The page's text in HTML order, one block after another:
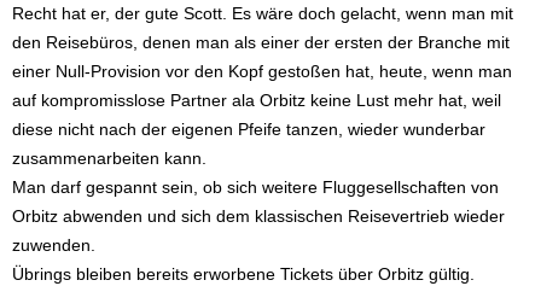
Recht hat er, der gute Scott. Es wäre doch gelacht, wenn man mit
den Reisebüros, denen man als einer der ersten der Branche mit
einer Null-Provision vor den Kopf gestoßen hat, heute, wenn man
auf kompromisslose Partner ala Orbitz keine Lust mehr hat, weil
diese nicht nach der eigenen Pfeife tanzen, wieder wunderbar
zusammenarbeiten kann.
Man darf gespannt sein, ob sich weitere Fluggesellschaften von
Orbitz abwenden und sich dem klassischen Reisevertrieb wieder
zuwenden.
Übrings bleiben bereits erworbene Tickets über Orbitz gültig.